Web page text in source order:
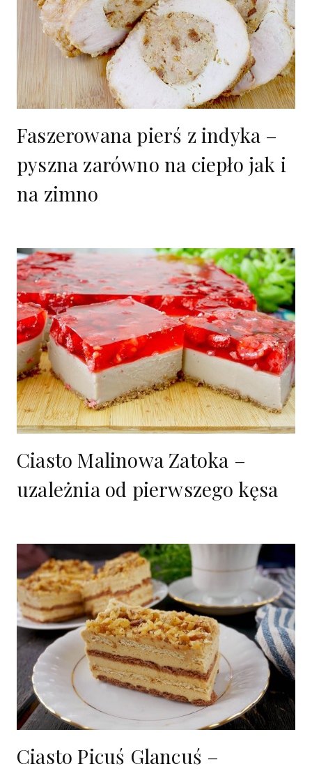
Faszerowana pierś z indyka –
pyszna zarówno na ciepło jak i
na zimno
Ciasto Malinowa Zatoka –
uzależnia od pierwszego kęsa
Ciasto Picuś Glancuś –